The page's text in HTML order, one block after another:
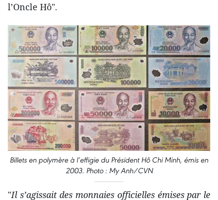
l’Oncle Hô".
Billets en polymère à l’effigie du Président Hô Chi Minh, émis en
2003. Photo : My Anh/CVN
"Il s’agissait des monnaies officielles émises par le